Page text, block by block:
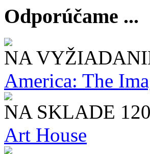
Odporúčame ...
NA
America: The
NA SKLADE
Art House